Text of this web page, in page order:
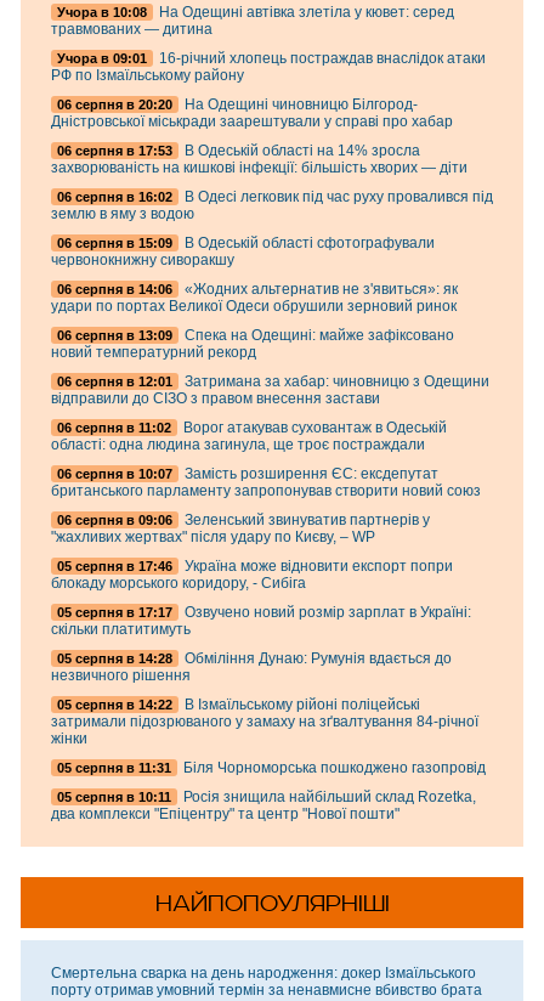
Учора в 10:08
На Одещині автівка злетіла у кювет: серед
травмованих — дитина
Учора в 09:01
16-річний хлопець постраждав внаслідок атаки
РФ по Ізмаїльському району
06 серпня в 20:20
На Одещині чиновницю Білгород-
Дністровської міськради заарештували у справі про хабар
06 серпня в 17:53
В Одеській області на 14% зросла
захворюваність на кишкові інфекції: більшість хворих — діти
06 серпня в 16:02
В Одесі легковик під час руху провалився під
землю в яму з водою
06 серпня в 15:09
В Одеській області сфотографували
червонокнижну сиворакшу
06 серпня в 14:06
«Жодних альтернатив не з'явиться»: як
удари по портах Великої Одеси обрушили зерновий ринок
06 серпня в 13:09
Спека на Одещині: майже зафіксовано
новий температурний рекорд
06 серпня в 12:01
Затримана за хабар: чиновницю з Одещини
відправили до СІЗО з правом внесення застави
06 серпня в 11:02
Ворог атакував суховантаж в Одеській
області: одна людина загинула, ще троє постраждали
06 серпня в 10:07
Замість розширення ЄС: ексдепутат
британського парламенту запропонував створити новий союз
06 серпня в 09:06
Зеленський звинуватив партнерів у
"жахливих жертвах" після удару по Києву, – WP
05 серпня в 17:46
Україна може відновити експорт попри
блокаду морського коридору, - Сибіга
05 серпня в 17:17
Озвучено новий розмір зарплат в Україні:
скільки платитимуть
05 серпня в 14:28
Обміління Дунаю: Румунія вдається до
незвичного рішення
05 серпня в 14:22
В Ізмаїльському рійоні поліцейські
затримали підозрюваного у замаху на зґвалтування 84-річної
жінки
05 серпня в 11:31 Біля Чорноморська пошкоджено газопровід
05 серпня в 10:11
Росія знищила найбільший склад Rozetka,
два комплекси "Епіцентру" та центр "Нової пошти"
НАЙПОПОУЛЯРНІШІ
Смертельна сварка на день народження: докер Ізмаїльського
порту отримав умовний термін за ненавмисне вбивство брата